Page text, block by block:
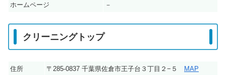
ホームページ
－
クリーニングトップ
住所 〒285-0837 千葉県佐倉市王子台３丁目２−５
MAP